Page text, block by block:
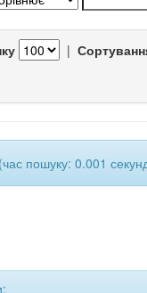
|
пошуку: 0.001